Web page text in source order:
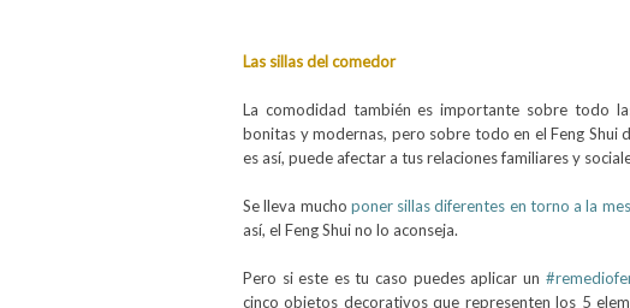
Las sillas del comedor
La comodidad también es importante sobre todo
bonitas y modernas, pero sobre todo en el Feng Shui
es así, puede afectar a tus relaciones familiares y
Se lleva mucho poner sillas diferentes en torno a la
así, el Feng Shui no lo aconseja.
Pero si este es tu caso puedes aplicar un
cinco objetos decorativos que representen los 5